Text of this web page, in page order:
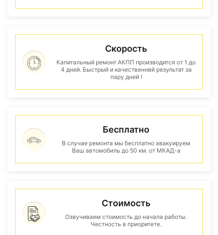
Скорость
Капитальный ремонт АКПП производится от 1 до
4 дней. Быстрый и качественнвй результат за
пару дней !
Бесплатно
В случае ремонта мы бесплатно эвакуируем
Ваш автомобиль до 50 км. от МКАД-а
Стоимость
Озвучиваем стоимость до начала работы.
Честность в приоритете.